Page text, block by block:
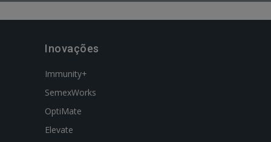
Inovações
Immunity+
SemexWorks
OptiMate
Elevate